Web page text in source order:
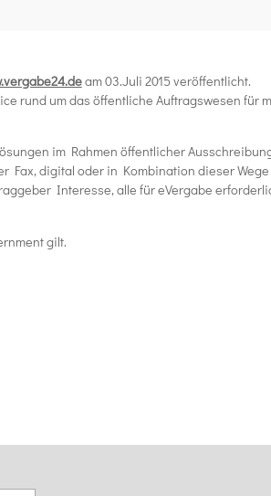
am 03.Juli 2015 veröffentlicht.
rund um das öffentliche Auftragswesen für
im Rahmen öffentlicher
digital oder in Kombination dieser
Interesse, alle für eVergabe
gilt.